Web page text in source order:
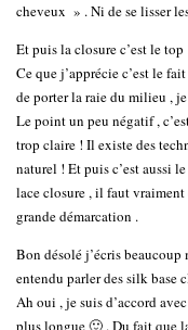
cheveux » . Ni de se lisser
Et puis la closure c’est le
Ce que j’apprécie c’est le
de porter la raie du milieu ,
Le point un peu négatif ,
trop claire ! Il existe des
naturel ! Et puis c’est aussi
lace closure , il faut
grande démarcation .
Bon désolé j’écris beaucoup
entendu parler des silk base
Ah oui , je suis d’accord